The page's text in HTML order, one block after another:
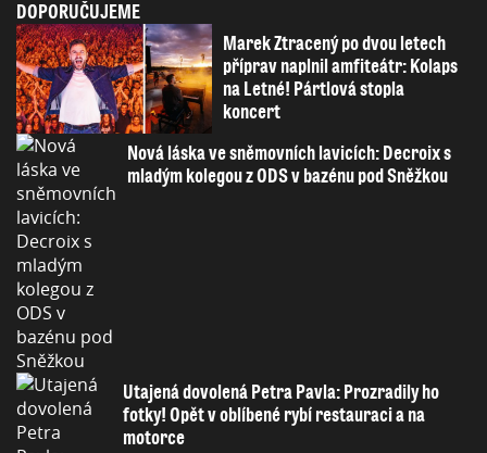
DOPORUČUJEME
Marek Ztracený po dvou letech
příprav naplnil amfiteátr: Kolaps
na Letné! Pártlová stopla
koncert
Nová láska ve sněmovních lavicích: Decroix s
mladým kolegou z ODS v bazénu pod Sněžkou
Utajená dovolená Petra Pavla: Prozradily ho
fotky! Opět v oblíbené rybí restauraci a na
motorce